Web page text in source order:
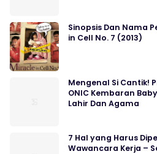
Sinopsis Dan Nama
in Cell No. 7 (2013)
Mengenal Si Cantik!
ONIC Kembaran
Lahir Dan Agama
7 Hal yang Harus
Wawancara Kerja –